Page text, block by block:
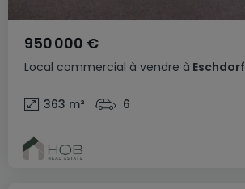
Local commercial à vendre à Eschdorf
950 000 €
363 m² 6